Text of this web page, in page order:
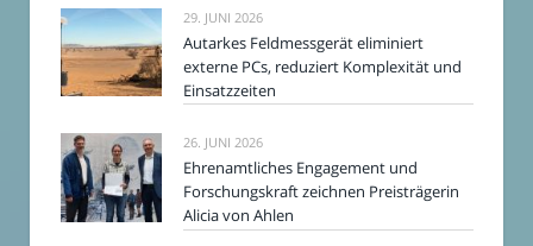
29. JUNI 2026
Autarkes Feldmessgerät eliminiert
externe PCs, reduziert Komplexität und
Einsatzzeiten
26. JUNI 2026
Ehrenamtliches Engagement und
Forschungskraft zeichnen Preisträgerin
Alicia von Ahlen